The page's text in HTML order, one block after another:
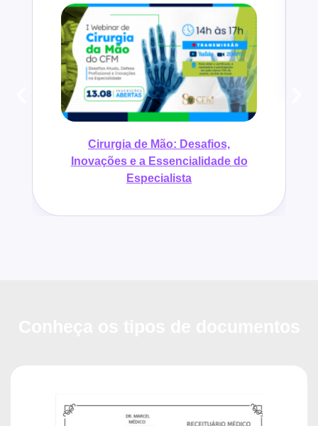
Cirurgia de Mão: Desafios,
Inovações e a Essencialidade do
Especialista